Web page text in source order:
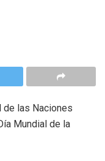
de las Naciones
Mundial de la